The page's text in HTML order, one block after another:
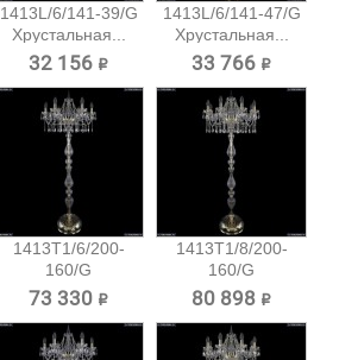
1413L/6/141-39/G
Хрустальная...
32 156 ₽
1413L/6/141-47/G
Хрустальная...
33 766 ₽
1413T1/6/200-
160/G
Хрустальный
73 330 ₽
1413T1/8/200-
160/G
Хрустальный
80 898 ₽